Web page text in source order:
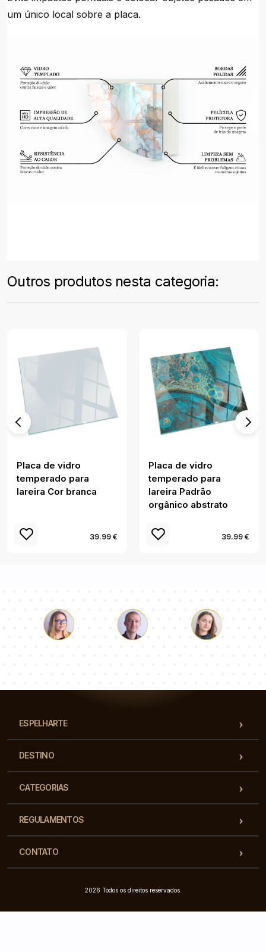
um único local sobre a placa.
Outros produtos nesta categoria:
Placa de vidro
temperado para
lareira Cor branca
39.99 €
Placa de vidro
temperado para
lareira Padrão
orgânico abstrato
39.99 €
ESPELHARTE
DESTINO
CATEGORIAS
REGULAMENTOS
CONTATO
2026 Todos os direitos reservados.